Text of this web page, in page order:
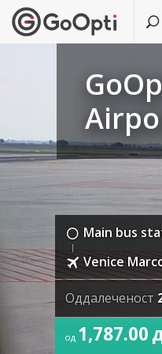
Main bus
Venice
Оддалеченост
од 1,787.00